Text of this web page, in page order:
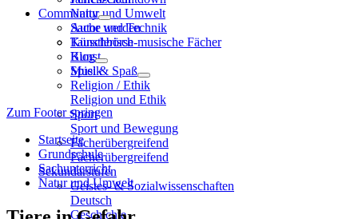
Natur und Umwelt
Sache und Technik
Künstlerisch-musische Fächer
Kunst
Musik
Religion / Ethik
Religion und Ethik
Sport
Sport und Bewegung
Fächerübergreifend
Fächerübergreifend
Sekundarstufen
Geistes- & Sozialwissenschaften
Deutsch
Geschichte
Community
Autor werden
Tauschbörse
Blog
Spiel & Spaß
Zum Footer springen
Startseite
Grundschule
Sachunterricht
Natur und Umwelt